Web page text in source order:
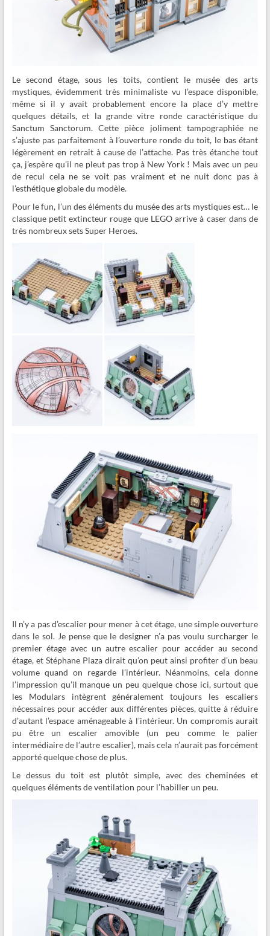
Le second étage, sous les toits, contient le musée des arts
mystiques, évidemment très minimaliste vu l’espace disponible,
même si il y avait probablement encore la place d’y mettre
quelques détails, et la grande vitre ronde caractéristique du
Sanctum Sanctorum. Cette pièce joliment tampographiée ne
s’ajuste pas parfaitement à l’ouverture ronde du toit, le bas étant
légèrement en retrait à cause de l’attache. Pas très étanche tout
ça, j’espère qu’il ne pleut pas trop à New York ! Mais avec un peu
de recul cela ne se voit pas vraiment et ne nuit donc pas à
l’esthétique globale du modèle.
Pour le fun, l’un des éléments du musée des arts mystiques est… le
classique petit extincteur rouge que LEGO arrive à caser dans de
très nombreux sets Super Heroes.
Il n’y a pas d’escalier pour mener à cet étage, une simple ouverture
dans le sol. Je pense que le designer n’a pas voulu surcharger le
premier étage avec un autre escalier pour accéder au second
étage, et Stéphane Plaza dirait qu’on peut ainsi profiter d’un beau
volume quand on regarde l’intérieur. Néanmoins, cela donne
l’impression qu’il manque un peu quelque chose ici, surtout que
les Modulars intègrent généralement toujours les escaliers
nécessaires pour accéder aux différentes pièces, quitte à réduire
d’autant l’espace aménageable à l’intérieur. Un compromis aurait
pu être un escalier amovible (un peu comme le palier
intermédiaire de l’autre escalier), mais cela n’aurait pas forcément
apporté quelque chose de plus.
Le dessus du toit est plutôt simple, avec des cheminées et
quelques éléments de ventilation pour l’habiller un peu.